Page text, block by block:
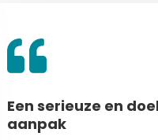
Een serieuze en
aanpak